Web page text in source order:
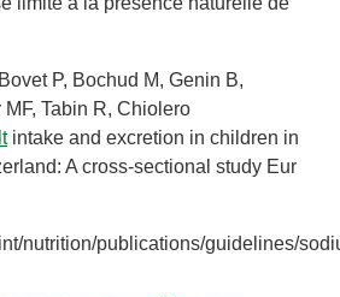
P, Bochud M, Genin B,
Tabin R, Chiolero
intake and excretion in children in
A cross-sectional study Eur
nutrition/publications/guidelines/